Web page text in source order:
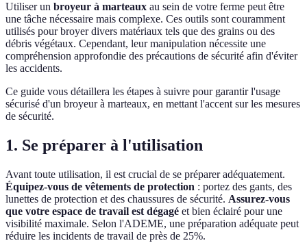
Utiliser un broyeur à marteaux au sein de votre ferme peut être
une tâche nécessaire mais complexe. Ces outils sont couramment
utilisés pour broyer divers matériaux tels que des grains ou des
débris végétaux. Cependant, leur manipulation nécessite une
compréhension approfondie des précautions de sécurité afin d'éviter
les accidents.
Ce guide vous détaillera les étapes à suivre pour garantir l'usage
sécurisé d'un broyeur à marteaux, en mettant l'accent sur les mesures
de sécurité.
1. Se préparer à l'utilisation
Avant toute utilisation, il est crucial de se préparer adéquatement.
Équipez-vous de vêtements de protection : portez des gants, des
lunettes de protection et des chaussures de sécurité. Assurez-vous
que votre espace de travail est dégagé et bien éclairé pour une
visibilité maximale. Selon l'ADEME, une préparation adéquate peut
réduire les incidents de travail de près de 25%.